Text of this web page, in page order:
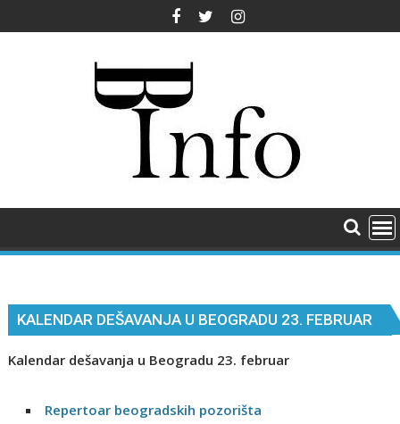
to
KALENDAR DEŠAVANJA U BEOGRADU 23. FEBRUAR
Kalendar dešavanja u Beogradu 23. februar
Repertoar beogradskih pozorišta